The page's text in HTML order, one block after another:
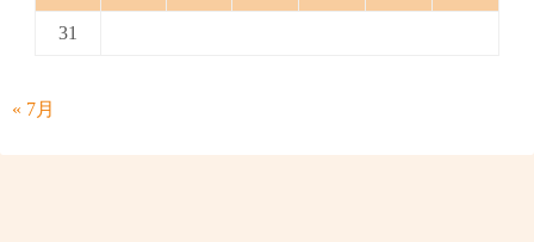
31
« 7月